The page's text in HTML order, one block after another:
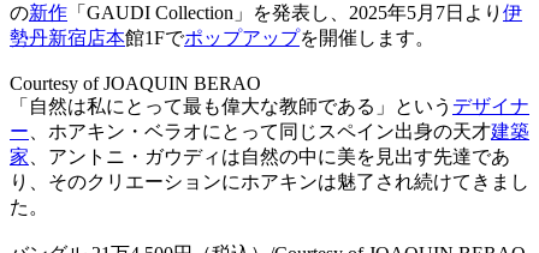
の新作 「GAUDI Collection」を発表し、2025年5⽉7⽇より 伊
勢丹新宿店本館1Fでポップアップを開催します。
Courtesy of JOAQUIN BERAO
「⾃然は私にとって最も偉⼤な教師である」という デザイナ
ー 、ホアキン・ベラオにとって同じスペイン出⾝の天才建築
家 、アントニ・ガウディは⾃然の中に美を⾒出す先達であ
り、そのクリエーションにホアキンは魅了され続けてきまし
た。